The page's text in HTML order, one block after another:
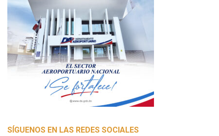
SÍGUENOS EN LAS REDES SOCIALES